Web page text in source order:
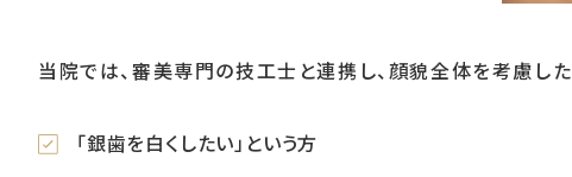
当院では、審美専門の技工士と連携し、顔貌全体を考慮し
「銀歯を白くしたい」という方